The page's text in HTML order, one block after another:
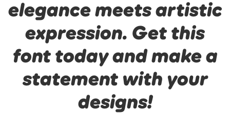
elegance meets artistic
expression. Get this
font today and make a
statement with your
designs!